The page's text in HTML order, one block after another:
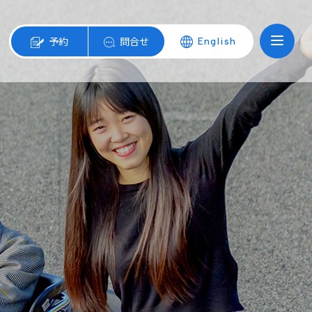
予約 問合せ English